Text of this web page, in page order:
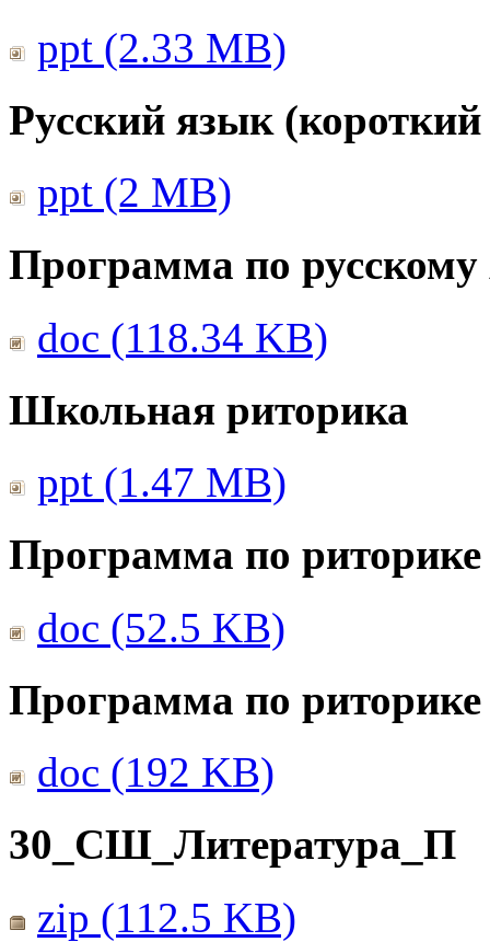
ppt (2.33 MB)
Русский язык
ppt (2 MB)
Программа по русскому
doc (118.34 KB)
Школьная риторика
ppt (1.47 MB)
Программа по риторике
doc (52.5 KB)
Программа по риторике
doc (192 KB)
30_СШ_Литература_П
zip (112.5 KB)